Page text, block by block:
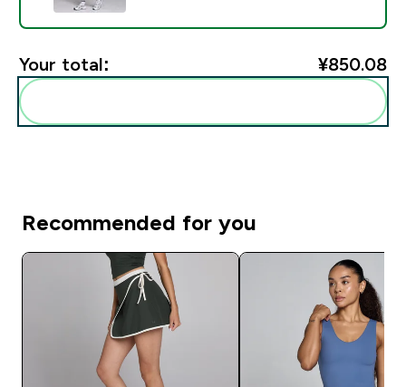
Your total: ¥850.08‎
Recommended for you